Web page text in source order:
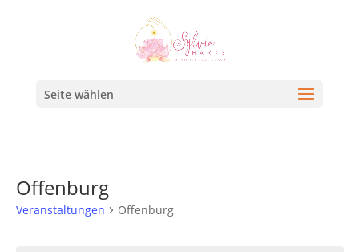
Seite wählen
Offenburg
Veranstaltungen Offenburg